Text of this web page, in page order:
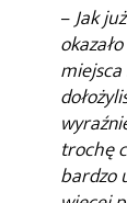
–Jak
trochę
bardzo